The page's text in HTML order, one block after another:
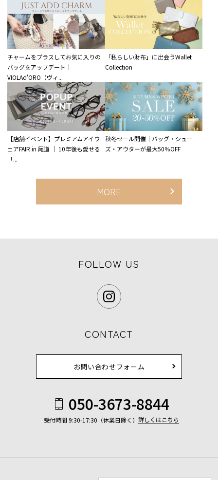
チャームをプラスしてお気に入りの
バッグをアップデート｜
VIOLAd'ORO（ヴィ...
「私らしい財布」に出会うWallet
Collection
【店舗イベント】プレミアムアイウ
ェアFAIR in 尾道 ｜ 10年後も愛せる
「...
秋冬セール開催｜バッグ・シュー
ズ・アウターが最大50％OFF
MORE
FOLLOW US
CONTACT
お問い合わせフォーム
050-3673-8844
受付時間 9:30-17:30（休業日除く） 詳しくはこちら